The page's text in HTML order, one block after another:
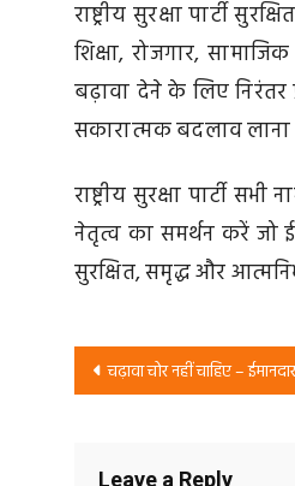
राष्ट्रीय सुरक्षा पार्टी
शिक्षा, रोजगार,
बढ़ावा देने के लिए
सकारात्मक बदलाव लाना
राष्ट्रीय सुरक्षा पार्टी
नेतृत्व का समर्थन करें जो
सुरक्षित, समृद्ध और
Post
चढ़ावा चोर नहीं चाहिए – ईमानदार नेतृत्व और जवाबदेह व्यवस्था का संदेश | राष्ट्रीय सुरक्षा पार्टी
Leave a Reply